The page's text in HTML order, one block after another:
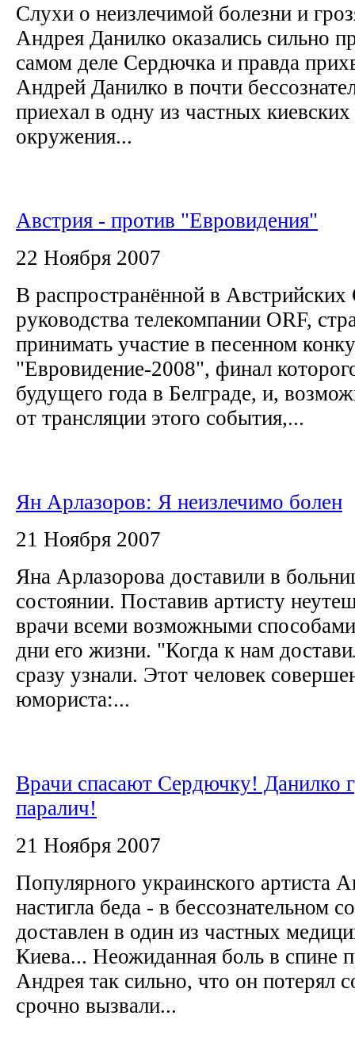
Слухи о неизлечимой болезни и
Андрея Данилко оказались сильно
самом деле Сердючка и правда
Андрей Данилко в почти
приехал в одну из частных
окружения...
Австрия - против "Евровидения"
22 Ноября 2007
В распространённой в
руководства телекомпании ORF,
принимать участие в песенном
"Евровидение-2008", финал
будущего года в Белграде, и,
от трансляции этого события,...
Ян Арлазоров: Я неизлечимо болен
21 Ноября 2007
Яна Арлазорова доставили в
состоянии. Поставив артисту
врачи всеми возможными
дни его жизни. "Когда к нам
сразу узнали. Этот человек
юмориста:...
Врачи спасают Сердючку! Данилко
паралич!
21 Ноября 2007
Популярного украинского артиста
настигла беда - в бессознательном
доставлен в один из частных
Киева... Неожиданная боль в спине
Андрея так сильно, что он потерял
срочно вызвали...